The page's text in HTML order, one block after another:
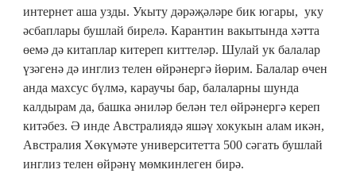
интернет аша узды. Укыту дәрәҗәләре бик югары, уку
әсбаплары бушлай бирелә. Карантин вакытында хәтта
өемә дә китаплар китереп киттеләр. Шулай ук балалар
үзәгенә дә инглиз телен өйрәнергә йөрим. Балалар өчен
анда махсус бүлмә, караучы бар, балаларны шунда
калдырам да, башка әниләр белән тел өйрәнергә кереп
китәбез. Ә инде Австралиядә яшәү хокукын алам икән,
Австралия Хөкүмәте университетта 500 сәгать бушлай
инглиз телен өйрәнү мөмкинлеген бирә.